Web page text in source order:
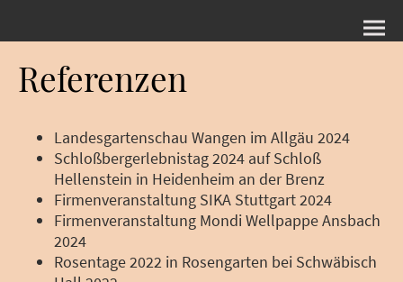
Referenzen
Landesgartenschau Wangen im Allgäu 2024
Schloßbergerlebnistag 2024 auf Schloß
Hellenstein in Heidenheim an der Brenz
Firmenveranstaltung SIKA Stuttgart 2024
Firmenveranstaltung Mondi Wellpappe Ansbach
2024
Rosentage 2022 in Rosengarten bei Schwäbisch